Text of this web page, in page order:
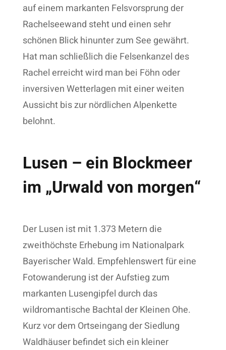
auf einem markanten Felsvorsprung der
Rachelseewand steht und einen sehr
schönen Blick hinunter zum See gewährt.
Hat man schließlich die Felsenkanzel des
Rachel erreicht wird man bei Föhn oder
inversiven Wetterlagen mit einer weiten
Aussicht bis zur nördlichen Alpenkette
belohnt.
Lusen – ein Blockmeer
im „Urwald von morgen“
Der Lusen ist mit 1.373 Metern die
zweithöchste Erhebung im Nationalpark
Bayerischer Wald. Empfehlenswert für eine
Fotowanderung ist der Aufstieg zum
markanten Lusengipfel durch das
wildromantische Bachtal der Kleinen Ohe.
Kurz vor dem Ortseingang der Siedlung
Waldhäuser befindet sich ein kleiner